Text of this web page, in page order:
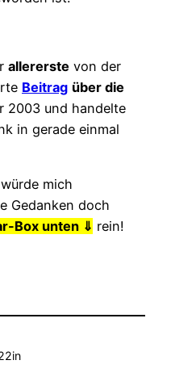
allererste von der
Beitrag über die
2003 und handelte
in gerade einmal
mich
Gedanken doch
Box unten ⇓ rein!
in